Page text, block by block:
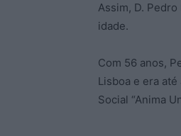
Assim, D.
idade.
Com 56 anos,
Lisboa e era
Social “Anima